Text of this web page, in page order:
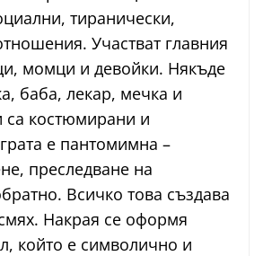
тиранически,
Участват главния
момци и девойки. Някъде
баба, лекар, мечка и
са костюмирани и
е пантомимна –
преследване на
Всичко това създава
Накрая се оформя
който е символично и